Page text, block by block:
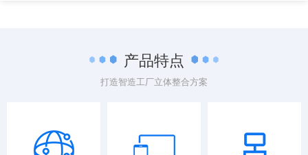
产品特点
打造智造工厂立体整合方案